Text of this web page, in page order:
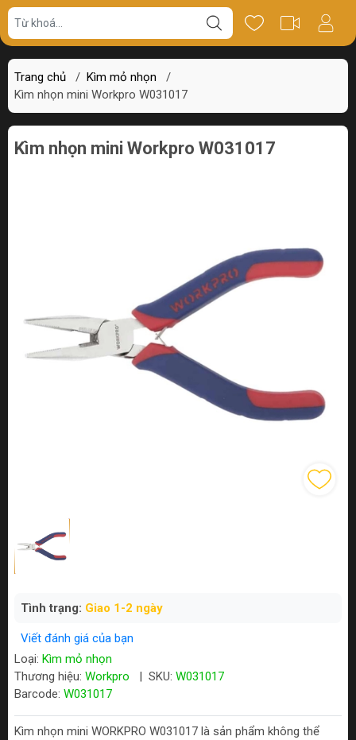
Trang chủ / Kìm mỏ nhọn
/
Kìm nhọn mini Workpro W031017
Giá bán Thông số Review
Kìm nhọn mini Workpro W031017
Tình trạng: Giao 1-2 ngày
Viết đánh giá của bạn
Loại: Kìm mỏ nhọn
Thương hiệu: Workpro SKU: W031017
Barcode: W031017
Kìm nhọn mini WORKPRO W031017 là sản phẩm không thể